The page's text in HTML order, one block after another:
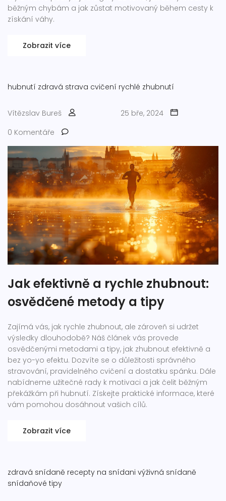
běžným chybám a jak zůstat motivovaný během cesty k
získání váhy.
Zobrazit více
hubnutí zdravá strava cvičení rychlé zhubnutí
Vítězslav Bureš
25 bře, 2024
0 Komentáře
Jak efektivně a rychle zhubnout:
osvědčené metody a tipy
Zajímá vás, jak rychle zhubnout, ale zároveň si udržet
výsledky dlouhodobě? Náš článek vás provede
osvědčenými metodami a tipy, jak zhubnout efektivně a
bez yo-yo efektu. Dozvíte se o důležitosti správného
stravování, pravidelného cvičení a dostatku spánku. Dále
nabídneme užitečné rady k motivaci a jak čelit běžným
překážkám při hubnutí. Získejte praktické informace, které
vám pomohou dosáhnout vašich cílů.
Zobrazit více
zdravá snídaně recepty na snídani výživná snídaně
snídaňové tipy